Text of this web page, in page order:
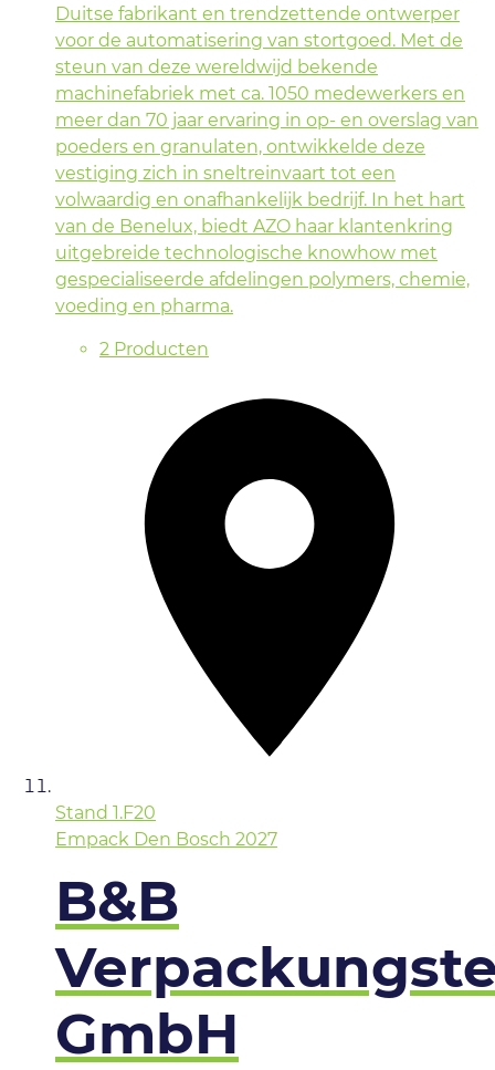
Duitse fabrikant en trendzettende ontwerper
voor de automatisering van stortgoed. Met de
steun van deze wereldwijd bekende
machinefabriek met ca. 1050 medewerkers en
meer dan 70 jaar ervaring in op- en overslag van
poeders en granulaten, ontwikkelde deze
vestiging zich in sneltreinvaart tot een
volwaardig en onafhankelijk bedrijf. In het hart
van de Benelux, biedt AZO haar klantenkring
uitgebreide technologische knowhow met
gespecialiseerde afdelingen polymers, chemie,
voeding en pharma.
2 Producten
Stand 1.F20
Empack Den Bosch 2027
B&B
GmbH